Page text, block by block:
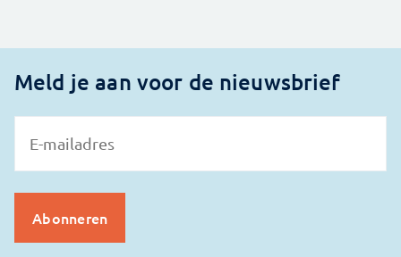
Meld je aan voor de nieuwsbrief